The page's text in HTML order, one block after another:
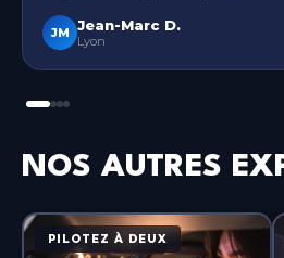
mémorable. »
JM Jean-Marc D.
Lyon
NOS AUTRES
PILOTEZ À DEUX